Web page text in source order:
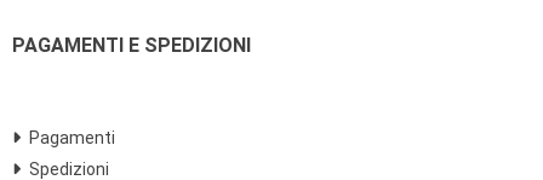
PAGAMENTI E SPEDIZIONI
Pagamenti
Spedizioni